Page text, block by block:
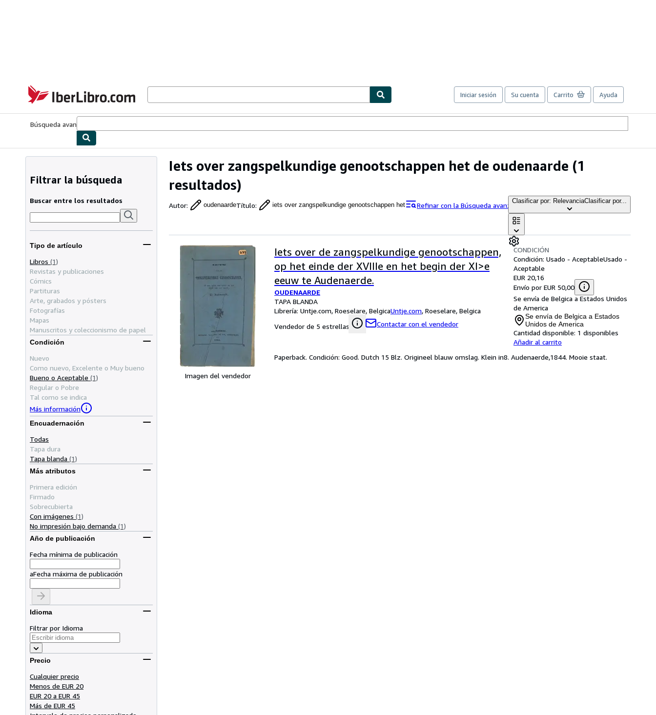
IberLibro.com
Iniciar sesión Su cuenta Carrito Ayuda
Búsqueda avanzada
Iets over zangspelkundige genootschappen het de oudenaarde (1
resultados)
Autor: oudenaardeTítulo: iets over zangspelkundige genootschappen het Refinar con la Búsqueda avanzadaClasificar por: RelevanciaClasificar por...
Filtrar la búsqueda
Buscar entre los resultados
Tipo de artículo
Libros (1)
Revistas y publicaciones
Cómics
Partituras
Arte, grabados y pósters
Fotografías
Mapas
Manuscritos y coleccionismo de papel
Condición
Nuevo
Como nuevo, Excelente o Muy bueno
Bueno o Aceptable (1)
Regular o Pobre
Tal como se indica
Más información
Encuadernación
Todas
Tapa dura
Tapa blanda (1)
Más atributos
Primera edición
Firmado
Sobrecubierta
Con imágenes (1)
No impresión bajo demanda (1)
Año de publicación
Fecha mínima de publicación
aFecha máxima de publicación
Idioma
Filtrar por Idioma
Precio
Cualquier precio
Menos de EUR 20
EUR 20 a EUR 45
Más de EUR 45
Imagen del vendedor
Iets over de zangspelkundige genootschappen,
op het einde der XVIIIe en het begin der XI>e
eeuw te Audenaerde.
OUDENAARDE
TAPA BLANDA
Librería: Untje.com, Roeselare, BelgicaUntje.com, Roeselare, Belgica
Vendedor de 5 estrellas
Contactar con el vendedor
CONDICIÓN
Condición: Usado - AceptableUsado -
Aceptable
EUR 20,16
Envío por EUR 50,00
Se envía de Belgica a Estados Unidos
de America
Se envía de Belgica a Estados
Unidos de America
Cantidad disponible: 1 disponibles
Añadir al carrito
Paperback. Condición: Good. Dutch 15 Blz. Origineel blauw omslag. Klein in8. Audenaerde,1844. Mooie staat.